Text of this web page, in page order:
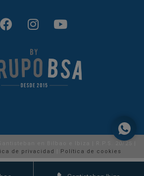
en Bilbao e Ibiza | R.P.S. 20/25 |
de privacidad Política de cookies